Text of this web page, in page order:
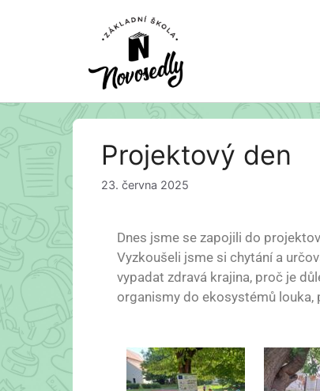
Projektový den
23. června 2025
Dnes jsme se zapojili do
Vyzkoušeli jsme si chytání a
vypadat zdravá krajina, proč je
organismy do ekosystémů louka,